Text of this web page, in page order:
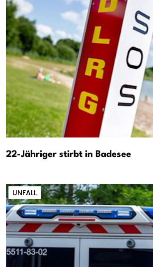
22-Jähriger stirbt in Badesee
UNFALL